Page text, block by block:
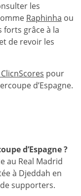
les
Raphinha ou
forts grâce à la
de revoir les
pour
d’Espagne.
d’Espagne ?
au Real Madrid
à Djeddah en
supporters.